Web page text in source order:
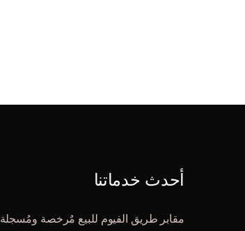
أحدث خدماتنا
مقابر طريق الفيوم للبيع مٌرخصة ومُسجلة